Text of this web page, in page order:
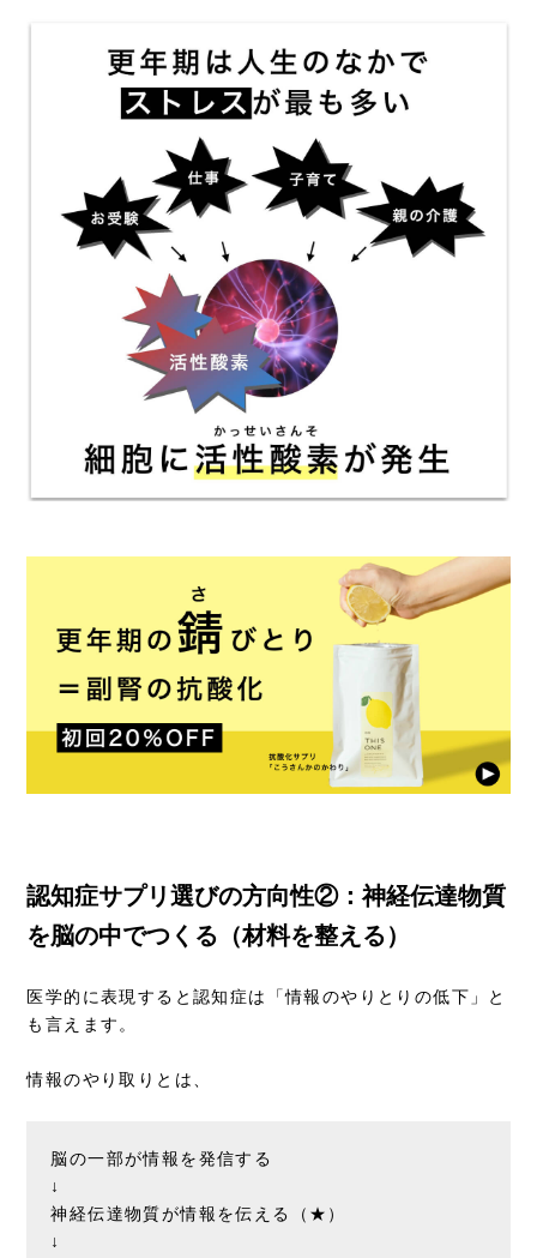
認知症サプリ選びの方向性②：神経伝達物質
を脳の中でつくる（材料を整える）
医学的に表現すると認知症は「情報のやりとりの低下」と
も言えます。
情報のやり取りとは、
脳の一部が情報を発信する
↓
神経伝達物質が情報を伝える（★）
↓